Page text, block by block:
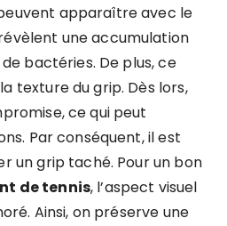
apparaître avec le
une accumulation
bactéries. De plus, ce
texture du grip. Dès lors,
ce qui peut
Par conséquent, il est
un grip taché. Pour un bon
de tennis, l’aspect visuel
Ainsi, on préserve une